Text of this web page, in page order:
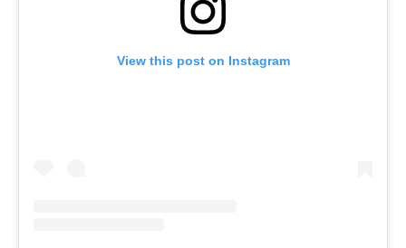
View this post on Instagram